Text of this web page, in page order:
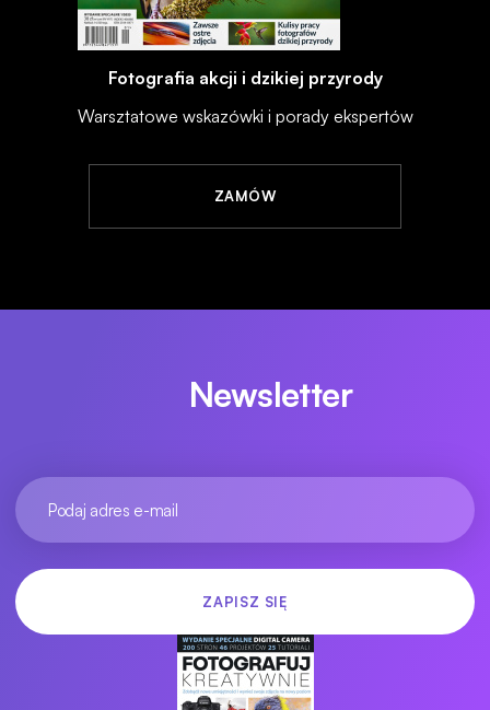
Fotografia akcji i dzikiej przyrody
Warsztatowe wskazówki i porady ekspertów
ZAMÓW
Newsletter